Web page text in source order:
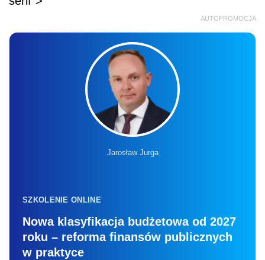
AUTOPROMOCJA
Jarosław Jurga
SZKOLENIE ONLINE
Nowa klasyfikacja budżetowa od 2027
roku – reforma finansów publicznych
w praktyce